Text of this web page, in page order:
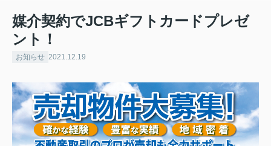
媒介契約でJCBギフトカードプレゼ
ント！
お知らせ 2021.12.19